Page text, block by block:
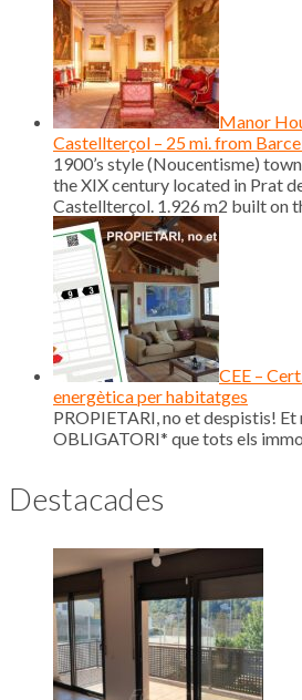
Manor
Castellterçol – 25 mi. from
1900’s style (Noucentisme)
the XIX century located in Prat
Castellterçol. 1.926 m2 built on
CEE –
energètica per habitatges
PROPIETARI, no et despistis! Et
OBLIGATORI* que tots els
Destacades